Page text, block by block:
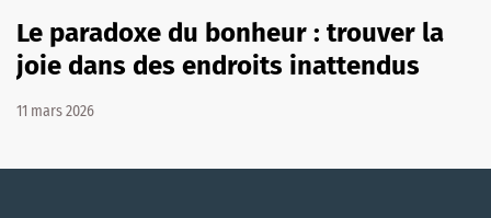
Le paradoxe du bonheur : trouver la
joie dans des endroits inattendus
11 mars 2026